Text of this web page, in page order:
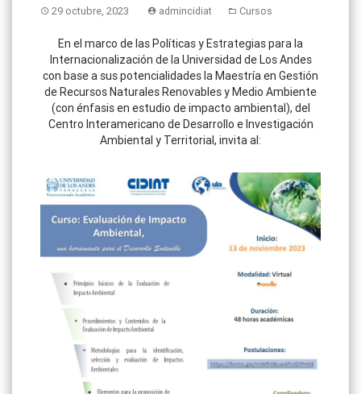
29 octubre, 2023 admincidiat Cursos
En el marco de las Políticas y Estrategias para la
Internacionalización de la Universidad de Los Andes
con base a sus potencialidades la Maestría en Gestión
de Recursos Naturales Renovables y Medio Ambiente
(con énfasis en estudio de impacto ambiental), del
Centro Interamericano de Desarrollo e Investigación
Ambiental y Territorial, invita al: